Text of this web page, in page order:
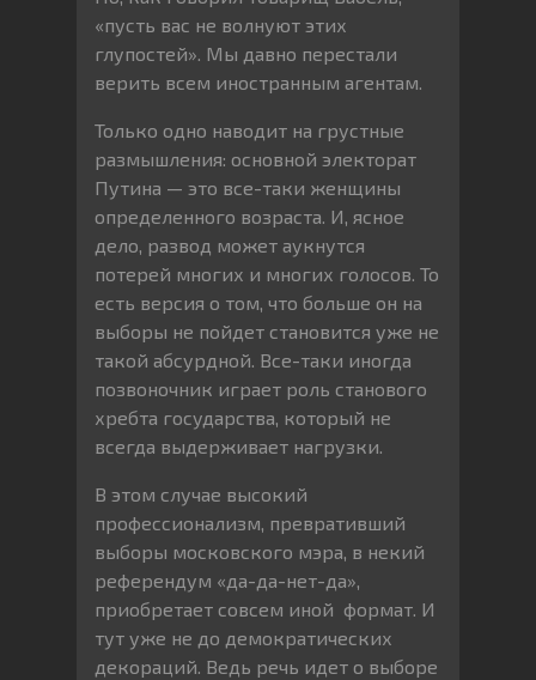
«пусть вас не волнуют этих
глупостей». Мы давно перестали
верить всем иностранным агентам.
Только одно наводит на грустные
размышления: основной электорат
Путина — это все-таки женщины
определенного возраста. И, ясное
дело, развод может аукнутся
потерей многих и многих голосов. То
есть версия о том, что больше он на
выборы не пойдет становится уже не
такой абсурдной. Все-таки иногда
позвоночник играет роль станового
хребта государства, который не
всегда выдерживает нагрузки.
В этом случае высокий
профессионализм, превративший
выборы московского мэра, в некий
референдум «да-да-нет-да»,
приобретает совсем иной формат. И
тут уже не до демократических
декораций. Ведь речь идет о выборе